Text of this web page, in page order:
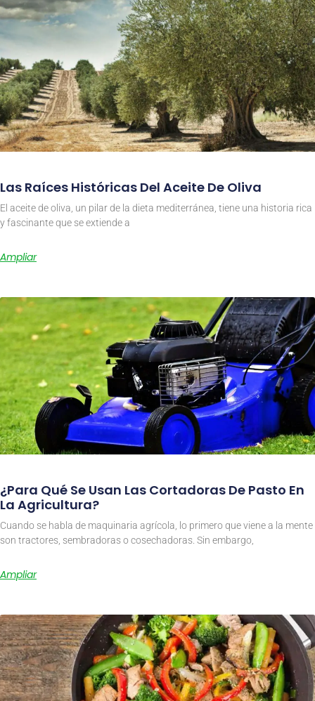
Las Raíces Históricas Del Aceite De Oliva
El aceite de oliva, un pilar de la dieta mediterránea, tiene una historia rica
y fascinante que se extiende a
Ampliar
¿Para Qué Se Usan Las Cortadoras De Pasto En
La Agricultura?
Cuando se habla de maquinaria agrícola, lo primero que viene a la mente
son tractores, sembradoras o cosechadoras. Sin embargo,
Ampliar